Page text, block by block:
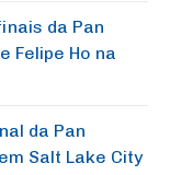
da Pan
Felipe Ho na
da Pan
Salt Lake City